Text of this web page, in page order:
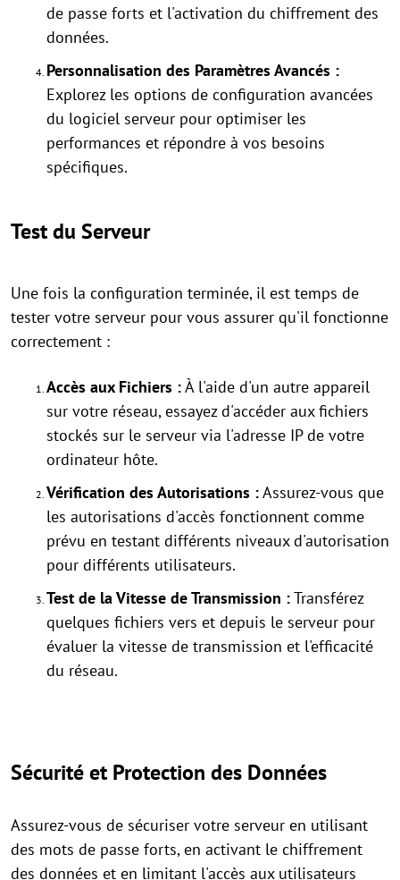
de passe forts et l'activation du chiffrement des
données.
Personnalisation des Paramètres Avancés :
Explorez les options de configuration avancées
du logiciel serveur pour optimiser les
performances et répondre à vos besoins
spécifiques.
Test du Serveur
Une fois la configuration terminée, il est temps de
tester votre serveur pour vous assurer qu'il fonctionne
correctement :
Accès aux Fichiers :À l'aide d'un autre appareil
sur votre réseau, essayez d'accéder aux fichiers
stockés sur le serveur via l'adresse IP de votre
ordinateur hôte.
Vérification des Autorisations :Assurez-vous que
les autorisations d'accès fonctionnent comme
prévu en testant différents niveaux d'autorisation
pour différents utilisateurs.
Test de la Vitesse de Transmission :Transférez
quelques fichiers vers et depuis le serveur pour
évaluer la vitesse de transmission et l'efficacité
du réseau.
Sécurité et Protection des Données
Assurez-vous de sécuriser votre serveur en utilisant
des mots de passe forts, en activant le chiffrement
des données et en limitant l'accès aux utilisateurs